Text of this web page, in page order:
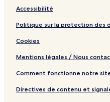
Accessibilité
Politique sur la protection des
Cookies
Mentions légales / Nous
Comment fonctionne notre
Directives de contenu et